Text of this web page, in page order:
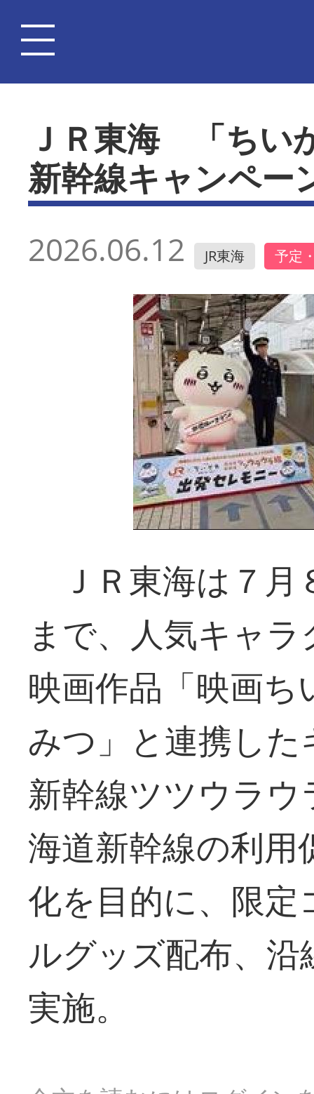
ＪＲ東海 「ちい
新幹線キャンペー
2026.06.12 JR東海 予定
ＪＲ東海は７月
まで、人気キャ
映画作品「映画
みつ」と連携し
新幹線ツツウラ
海道新幹線の利用
化を目的に、限
ルグッズ配布、
実施。